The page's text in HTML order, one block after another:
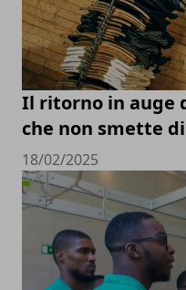
Il ritorno in auge
che non smette
18/02/2025